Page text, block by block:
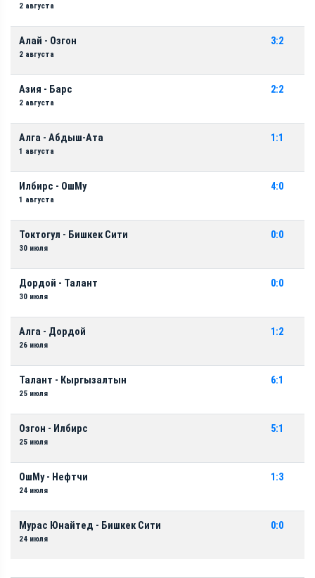
2 августа
Алай - Озгон
2 августа
3:2
Азия - Барс
2 августа
2:2
Алга - Абдыш-Ата
1 августа
1:1
Илбирс - ОшМу
1 августа
4:0
Токтогул - Бишкек Сити
30 июля
0:0
Дордой - Талант
30 июля
0:0
Алга - Дордой
26 июля
1:2
Талант - Кыргызалтын
25 июля
6:1
Озгон - Илбирс
25 июля
5:1
ОшМу - Нефтчи
24 июля
1:3
Мурас Юнайтед - Бишкек Сити
24 июля
0:0